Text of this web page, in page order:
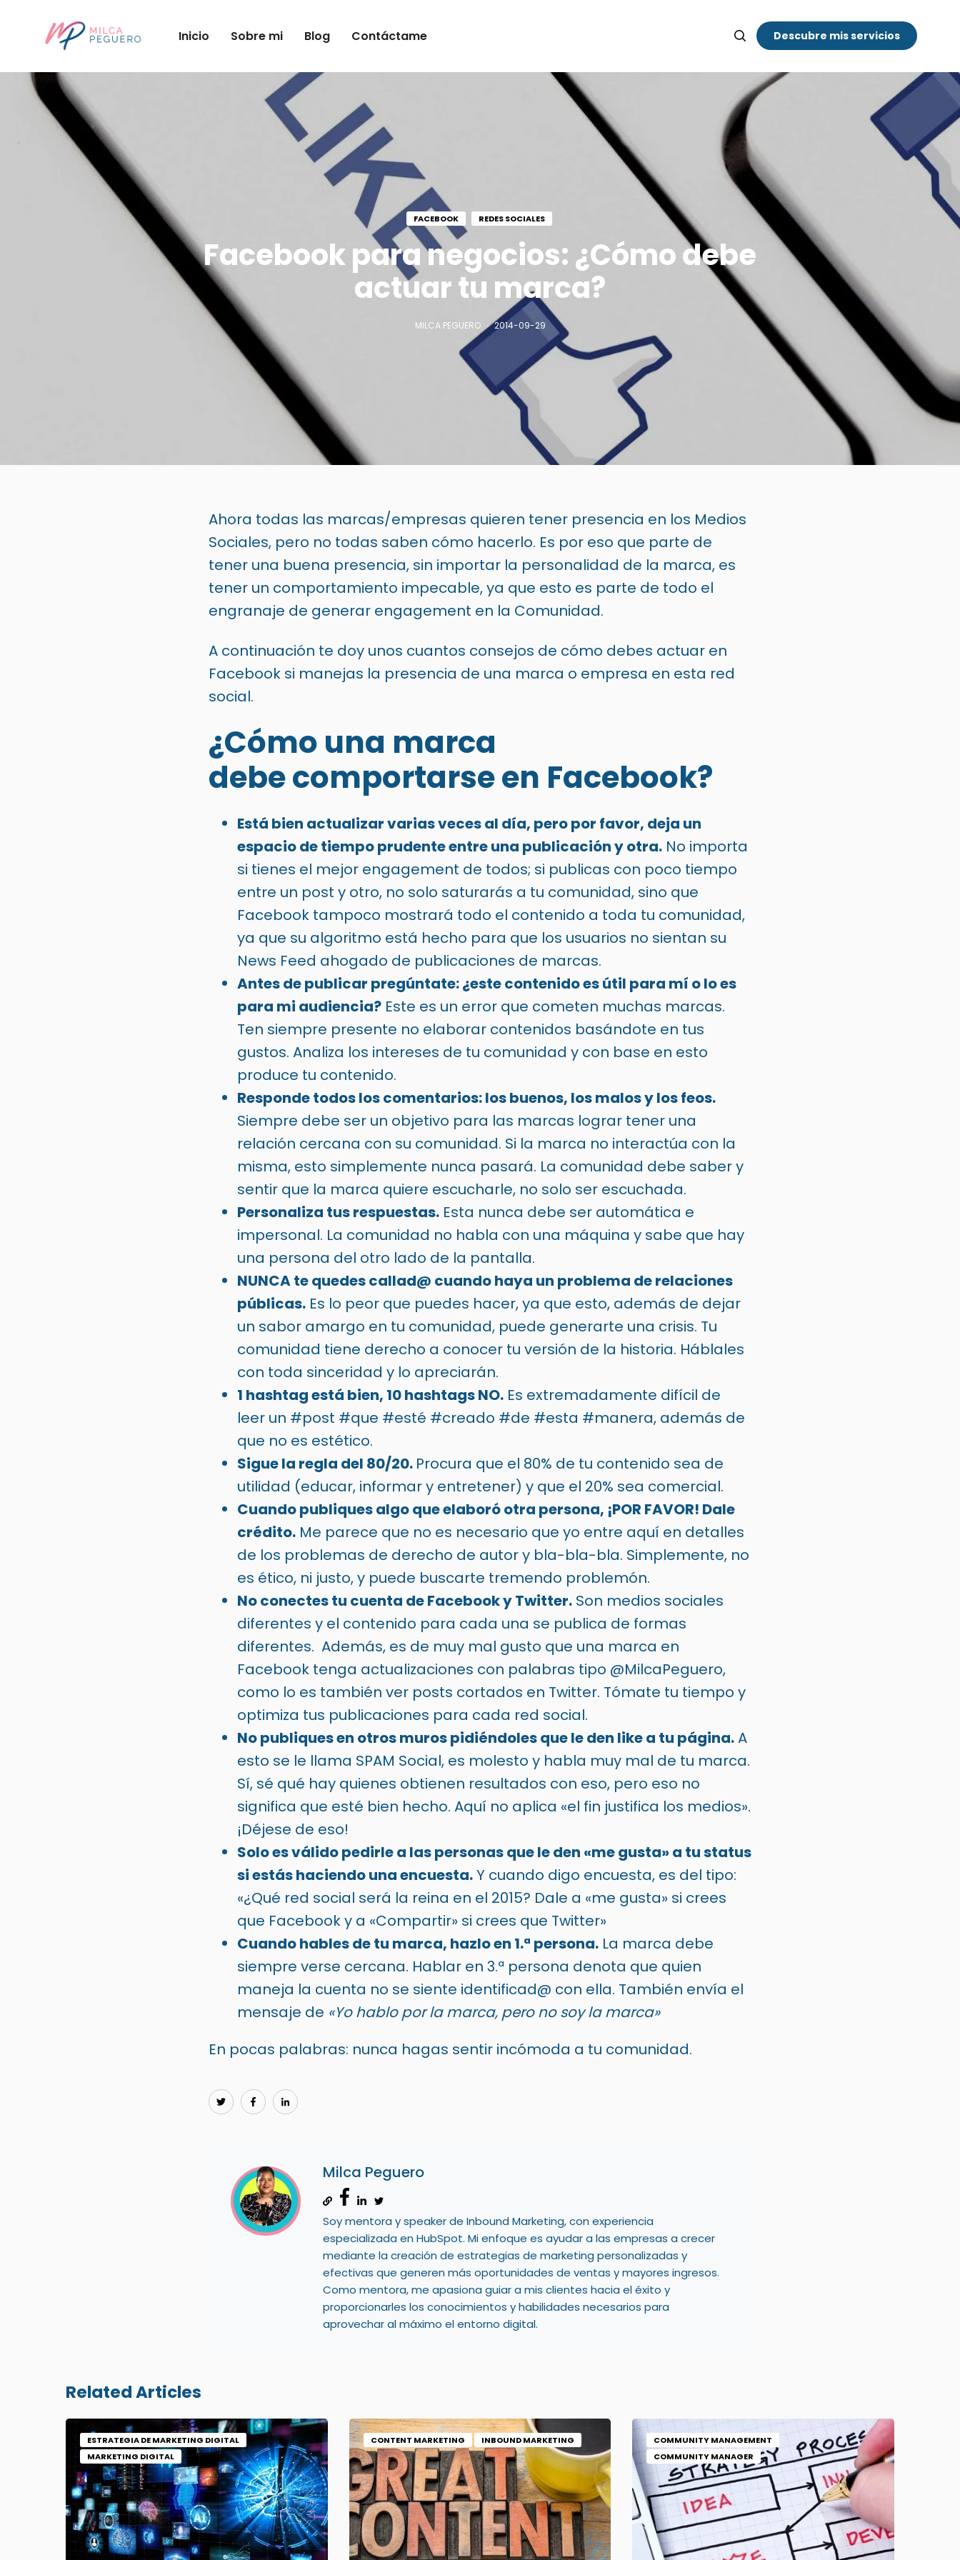
Inicio Sobre mi Blog Contáctame Descubre mis servicios
FACEBOOK REDES SOCIALES
Facebook para negocios: ¿Cómo debe
actuar tu marca?
MILCA PEGUERO 2014-09-29
Ahora todas las marcas/empresas quieren tener presencia en los Medios
Sociales, pero no todas saben cómo hacerlo. Es por eso que parte de
tener una buena presencia, sin importar la personalidad de la marca, es
tener un comportamiento impecable, ya que esto es parte de todo el
engranaje de generar engagement en la Comunidad.
A continuación te doy unos cuantos consejos de cómo debes actuar en
Facebook si manejas la presencia de una marca o empresa en esta red
social.
¿Cómo una marca
debe comportarse en Facebook?
Está bien actualizar varias veces al día, pero por favor, deja un
espacio de tiempo prudente entre una publicación y otra. No importa
si tienes el mejor engagement de todos; si publicas con poco tiempo
entre un post y otro, no solo saturarás a tu comunidad, sino que
Facebook tampoco mostrará todo el contenido a toda tu comunidad,
ya que su algoritmo está hecho para que los usuarios no sientan su
News Feed ahogado de publicaciones de marcas.
Antes de publicar pregúntate: ¿este contenido es útil para mí o lo es
para mi audiencia? Este es un error que cometen muchas marcas.
Ten siempre presente no elaborar contenidos basándote en tus
gustos. Analiza los intereses de tu comunidad y con base en esto
produce tu contenido.
Responde todos los comentarios: los buenos, los malos y los feos.
Siempre debe ser un objetivo para las marcas lograr tener una
relación cercana con su comunidad. Si la marca no interactúa con la
misma, esto simplemente nunca pasará. La comunidad debe saber y
sentir que la marca quiere escucharle, no solo ser escuchada.
Personaliza tus respuestas. Esta nunca debe ser automática e
impersonal. La comunidad no habla con una máquina y sabe que hay
una persona del otro lado de la pantalla.
NUNCA te quedes callad@ cuando haya un problema de relaciones
públicas. Es lo peor que puedes hacer, ya que esto, además de dejar
un sabor amargo en tu comunidad, puede generarte una crisis. Tu
comunidad tiene derecho a conocer tu versión de la historia. Háblales
con toda sinceridad y lo apreciarán.
1 hashtag está bien, 10 hashtags NO. Es extremadamente difícil de
leer un #post #que #esté #creado #de #esta #manera, además de
que no es estético.
Sigue la regla del 80/20. Procura que el 80% de tu contenido sea de
utilidad (educar, informar y entretener) y que el 20% sea comercial.
Cuando publiques algo que elaboró otra persona, ¡POR FAVOR! Dale
crédito. Me parece que no es necesario que yo entre aquí en detalles
de los problemas de derecho de autor y bla-bla-bla. Simplemente, no
es ético, ni justo, y puede buscarte tremendo problemón.
No conectes tu cuenta de Facebook y Twitter. Son medios sociales
diferentes y el contenido para cada una se publica de formas
diferentes. Además, es de muy mal gusto que una marca en
Facebook tenga actualizaciones con palabras tipo @MilcaPeguero,
como lo es también ver posts cortados en Twitter. Tómate tu tiempo y
optimiza tus publicaciones para cada red social.
No publiques en otros muros pidiéndoles que le den like a tu página.A
esto se le llama SPAM Social, es molesto y habla muy mal de tu marca.
Sí, sé qué hay quienes obtienen resultados con eso, pero eso no
significa que esté bien hecho. Aquí no aplica «el fin justifica los medios».
¡Déjese de eso!
Solo es válido pedirle a las personas que le den «me gusta» a tu status
si estás haciendo una encuesta.Y cuando digo encuesta, es del tipo:
«¿Qué red social será la reina en el 2015? Dale a «me gusta» si crees
que Facebook y a «Compartir» si crees que Twitter»
Cuando hables de tu marca, hazlo en 1.ª persona. La marca debe
siempre verse cercana. Hablar en 3.ª persona denota que quien
maneja la cuenta no se siente identificad@ con ella. También envía el
mensaje de «Yo hablo por la marca, pero no soy la marca»
En pocas palabras: nunca hagas sentir incómoda a tu comunidad.
Milca Peguero
Soy mentora y speaker de Inbound Marketing, con experiencia
especializada en HubSpot. Mi enfoque es ayudar a las empresas a crecer
mediante la creación de estrategias de marketing personalizadas y
efectivas que generen más oportunidades de ventas y mayores ingresos.
Como mentora, me apasiona guiar a mis clientes hacia el éxito y
proporcionarles los conocimientos y habilidades necesarios para
aprovechar al máximo el entorno digital.
Related Articles
ESTRATEGIA DE MARKETING DIGITAL
MARKETING DIGITAL
CONTENT MARKETING INBOUND MARKETING
COMMUNITY MANAGEMENT
COMMUNITY MANAGER